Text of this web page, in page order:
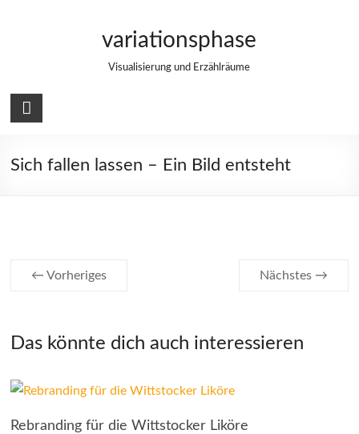
variationsphase
Visualisierung und Erzählräume
Sich fallen lassen – Ein Bild entsteht
← Vorheriges Nächstes →
Das könnte dich auch interessieren
Rebranding für die Wittstocker Liköre